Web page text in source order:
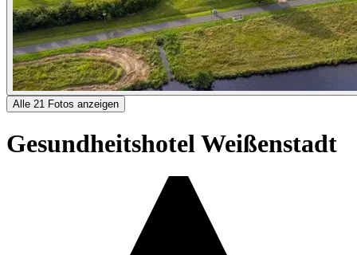
Alle 21 Fotos anzeigen
Gesundheitshotel Weißenstadt